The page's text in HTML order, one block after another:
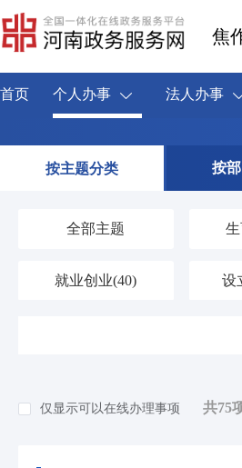
首页 个人办事 法人办事
按主题分类 按
全部主题
就业创业(40) 设
仅显示可以在线办理事项 共75